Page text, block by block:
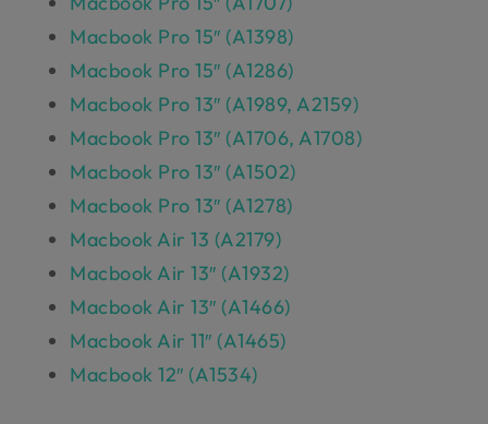
Macbook Pro 15″ (A1398)
Macbook Pro 15″ (A1286)
Macbook Pro 13″ (A1989, A2159)
Macbook Pro 13″ (A1706, A1708)
Macbook Pro 13″ (A1502)
Macbook Pro 13″ (A1278)
Macbook Air 13 (A2179)
Macbook Air 13″ (A1932)
Macbook Air 13″ (A1466)
Macbook Air 11″ (A1465)
Macbook 12″ (A1534)